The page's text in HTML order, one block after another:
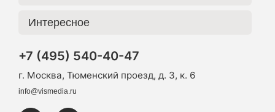
Интересное
+7 (495) 540-40-47
г. Москва, Тюменский проезд, д. 3, к. 6
info@vismedia.ru